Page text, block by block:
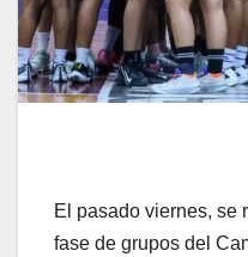
El pasado viernes, se
fase de grupos del